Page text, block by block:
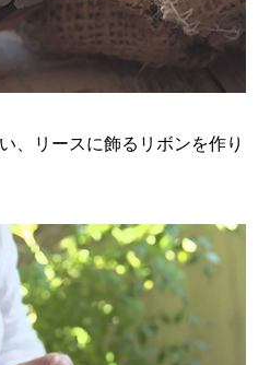
、リースに飾るリボンを作り